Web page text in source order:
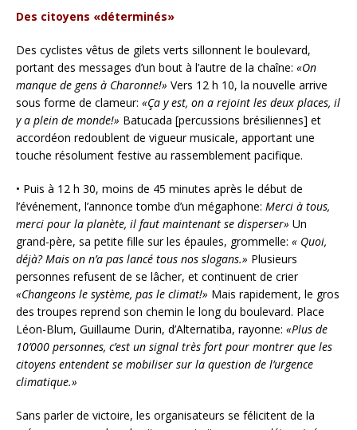
Des citoyens «déterminés»
Des cyclistes vêtus de gilets verts sillonnent le boulevard,
portant des messages d’un bout à l’autre de la chaîne: «On
manque de gens à Charonne!» Vers 12 h 10, la nouvelle arrive
sous forme de clameur: «Ça y est, on a rejoint les deux places, il
y a plein de monde!» Batucada [percussions brésiliennes] et
accordéon redoublent de vigueur musicale, apportant une
touche résolument festive au rassemblement pacifique.
• Puis à 12 h 30, moins de 45 minutes après le début de
l’événement, l’annonce tombe d’un mégaphone: Merci à tous,
merci pour la planète, il faut maintenant se disperser» Un
grand-père, sa petite fille sur les épaules, grommelle: « Quoi,
déjà? Mais on n’a pas lancé tous nos slogans.» Plusieurs
personnes refusent de se lâcher, et continuent de crier
«Changeons le système, pas le climat!» Mais rapidement, le gros
des troupes reprend son chemin le long du boulevard. Place
Léon-Blum, Guillaume Durin, d’Alternatiba, rayonne: «Plus de
10’000 personnes, c’est un signal très fort pour montrer que les
citoyens entendent se mobiliser sur la question de l’urgence
climatique.»
Sans parler de victoire, les organisateurs se félicitent de la